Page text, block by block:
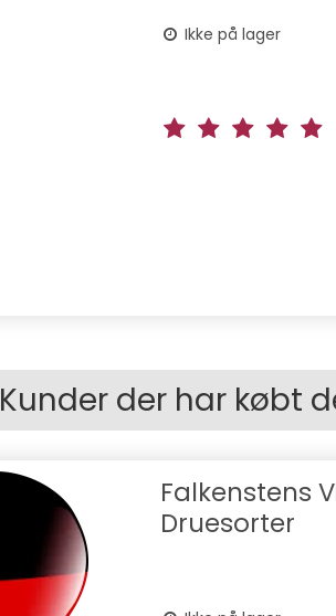
Ikke på lager
Kunder der har købt
Falkenstens
Druesorter